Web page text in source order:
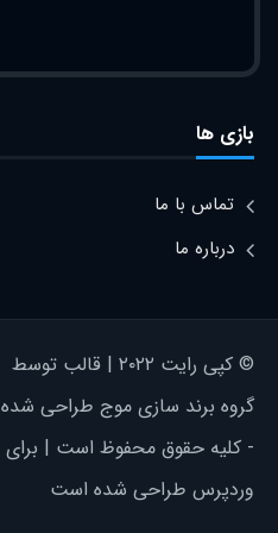
بازی ها
تماس با ما
درباره ما
© کپی رایت ۲۰۲۲ | قالب توسط
گروه برند سازی موج طراحی شده
- کلیه حقوق محفوظ است | برای
وردپرس طراحی شده است